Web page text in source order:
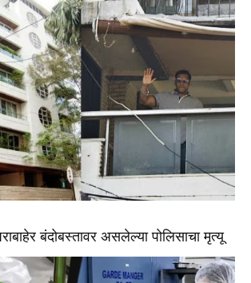
बंदोबस्तावर असलेल्या पोलिसाचा मृत्यू